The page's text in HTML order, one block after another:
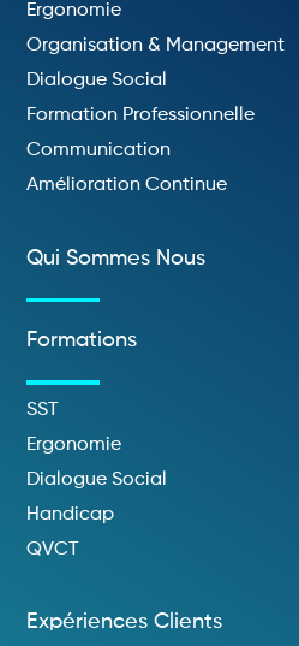
Ergonomie
Organisation & Management
Dialogue Social
Formation Professionnelle
Communication
Amélioration Continue
Qui Sommes Nous
Formations
SST
Ergonomie
Dialogue Social
Handicap
QVCT
Expériences Clients